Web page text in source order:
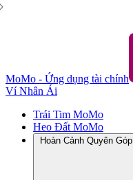
MoMo - Ứng dụng tài chính
Ví Nhân Ái
Trái Tim MoMo
Heo Đất MoMo
Hoàn Cảnh Quyên Góp